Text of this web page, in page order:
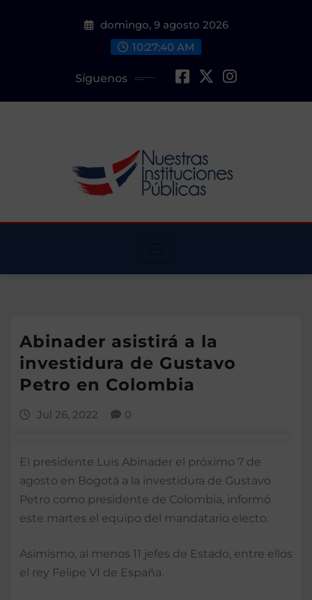
domingo, 9 agosto 2026
10:27:42 AM
Síguenos
Abinader asistirá a la
investidura de Gustavo
Petro en Colombia
Jul 26, 2022 0
El presidente Luis Abinader el próximo 7 de
agosto en Bogotá a la investidura de Gustavo
Petro como presidente de Colombia, informó
este martes el equipo del mandatario electo.
Asimismo, al menos 11 jefes de Estado, entre ellos
el rey Felipe VI de España.